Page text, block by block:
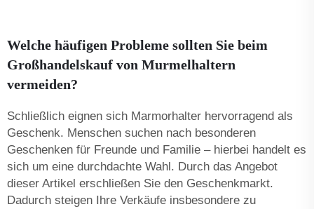
Welche häufigen Probleme sollten Sie beim
Großhandelskauf von Murmelhaltern
vermeiden?
Schließlich eignen sich Marmorhalter hervorragend als
Geschenk. Menschen suchen nach besonderen
Geschenken für Freunde und Familie – hierbei handelt es
sich um eine durchdachte Wahl. Durch das Angebot
dieser Artikel erschließen Sie den Geschenkmarkt.
Dadurch steigen Ihre Verkäufe insbesondere zu